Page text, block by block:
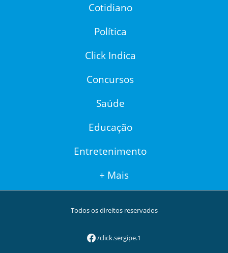
Cotidiano
Política
Click Indica
Concursos
Saúde
Educação
Entretenimento
+ Mais
Todos os direitos reservados
/click.sergipe.1